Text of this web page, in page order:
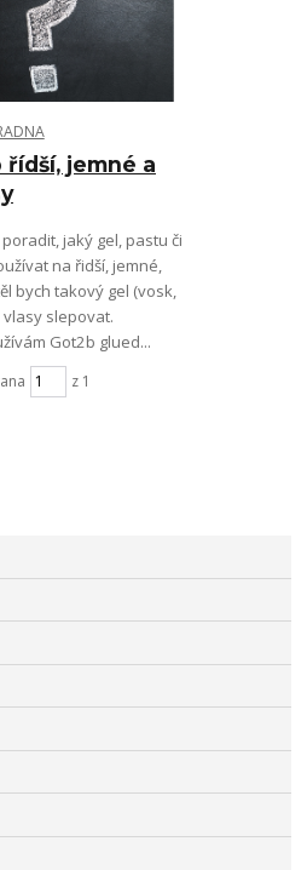
jemné a
jaký gel, pastu či
na řidší, jemné,
bych takový gel (vosk,
vlasy slepovat.
Got2b glued...
z 1